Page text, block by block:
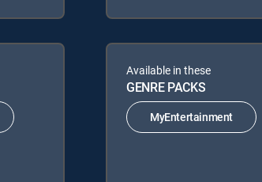
Available in these
GENRE PACKS
MyEntertainment